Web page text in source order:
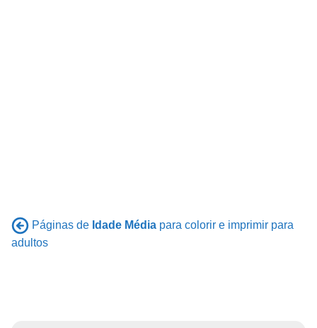
Páginas de Idade Média para colorir e imprimir para
adultos